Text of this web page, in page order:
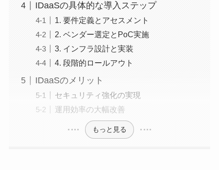
IDaaSの具体的な導入ステップ
1. 要件定義とアセスメント
2. ベンダー選定とPoC実施
3. インフラ設計と実装
4. 段階的ロールアウト
IDaaSのメリット
セキュリティ強化の実現
運用効率の大幅改善
もっと見る